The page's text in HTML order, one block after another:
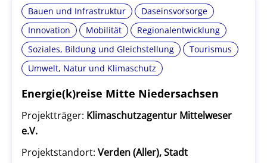
Bauen und Infrastruktur
Daseinsvorsorge
Innovation
Mobilität
Regionalentwicklung
Soziales, Bildung und Gleichstellung
Tourismus
Umwelt, Natur und Klimaschutz
Energie(k)reise Mitte Niedersachsen
Projektträger: Klimaschutzagentur Mittelweser
e.V.
Projektstandort: Verden (Aller), Stadt